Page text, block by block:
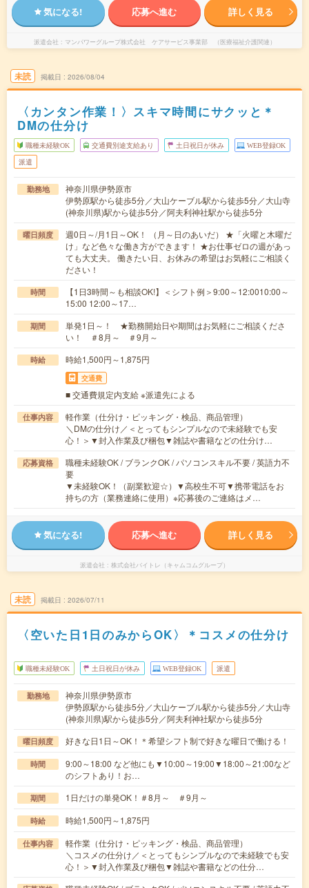
気になる! 応募へ進む 詳しく見る
派遣会社 マンパワーグループ株式会社 ケアサービス事業部 （医療福祉介護関連）
未読 掲載日 2026/08/04
〈カンタン作業！〉スキマ時間にサクッと＊
DMの仕分け
職種未経験OK 交通費別途支給あり 土日祝日が休み WEB登録OK
派遣
勤務地
神奈川県伊勢原市
伊勢原駅から徒歩5分／大山ケーブル駅から徒歩5分／大山寺
(神奈川県)駅から徒歩5分／阿夫利神社駅から徒歩5分
曜日頻度
週0日～/月1日～OK！ （月～日のあいだ） ★「火曜と木曜だ
け」など色々な働き方ができます！ ★お仕事ゼロの週があっ
ても大丈夫。 働きたい日、お休みの希望はお気軽にご相談く
ださい！
時間
【1日3時間～も相談OK!】＜シフト例＞9:00～12:0010:00～
15:00 12:00～17…
期間
単発1日～！ ★勤務開始日や期間はお気軽にご相談くださ
い！ ＃8月～ ＃9月～
時給 時給1,500円～1,875円
交通費
■ 交通費規定内支給 ※派遣先による
仕事内容
軽作業（仕分け・ピッキング・検品、商品管理）
＼DMの仕分け／＜とってもシンプルなので未経験でも安
心！＞▼封入作業及び梱包▼雑誌や書籍などの仕分け…
応募資格
職種未経験OK / ブランクOK / パソコンスキル不要 / 英語力不
要
▼未経験OK！（副業歓迎☆）▼高校生不可▼携帯電話をお
持ちの方（業務連絡に使用）※応募後のご連絡はメ…
気になる! 応募へ進む 詳しく見る
派遣会社 株式会社バイトレ（キャムコムグループ）
未読 掲載日 2026/07/11
〈空いた日1日のみからOK〉＊コスメの仕分け
職種未経験OK 土日祝日が休み WEB登録OK 派遣
勤務地
神奈川県伊勢原市
伊勢原駅から徒歩5分／大山ケーブル駅から徒歩5分／大山寺
(神奈川県)駅から徒歩5分／阿夫利神社駅から徒歩5分
曜日頻度 好きな日1日～OK！＊希望シフト制で好きな曜日で働ける！
時間
9:00～18:00 など他にも▼10:00～19:00▼18:00～21:00など
のシフトあり！お…
期間 1日だけの単発OK！＃8月～ ＃9月～
時給 時給1,500円～1,875円
仕事内容
軽作業（仕分け・ピッキング・検品、商品管理）
＼コスメの仕分け／＜とってもシンプルなので未経験でも安
心！＞▼封入作業及び梱包▼雑誌や書籍などの仕分…